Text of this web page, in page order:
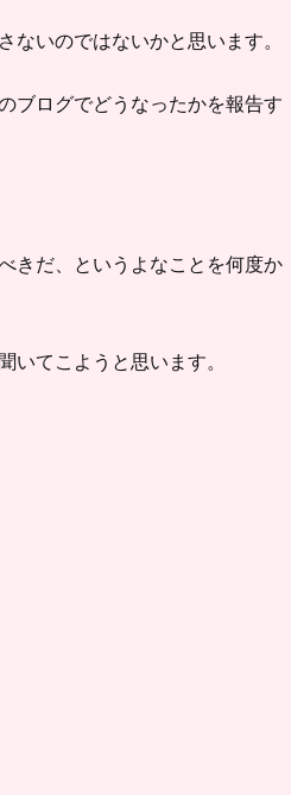
いのではないかと思います。
ブログでどうなったかを報告す
きだ、というよなことを何度か
てこようと思います。